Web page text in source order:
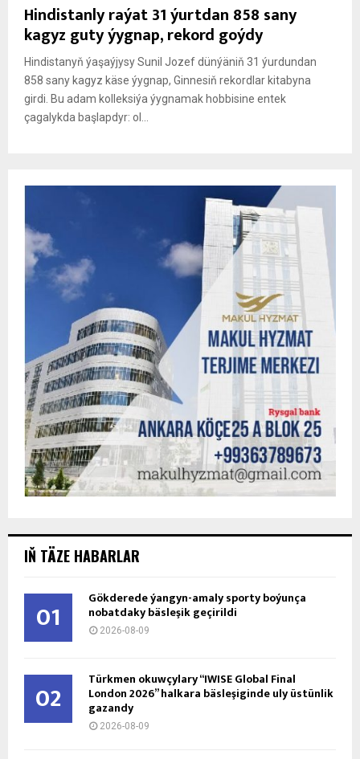
Hindistanly raýat 31 ýurtdan 858 sany
kagyz guty ýygnap, rekord goýdy
Hindistanyň ýaşaýjysy Sunil Jozef dünýäniň 31 ýurdundan
858 sany kagyz käse ýygnap, Ginnesiň rekordlar kitabyna
girdi. Bu adam kolleksiýa ýygnamak hobbisine entek
çagalykda başlapdyr: ol...
IŇ TÄZE HABARLAR
01 Gökderede ýangyn-amaly sporty boýunça
nobatdaky bäsleşik geçirildi
2026-08-09
02 Türkmen okuwçylary “IWISE Global Final
London 2026” halkara bäsleşiginde uly üstünlik
gazandy
2026-08-09